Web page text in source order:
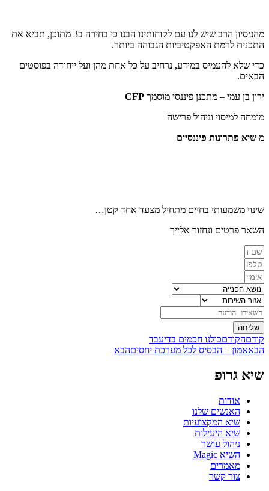
מהניסיון הרב שיש לנו עם לקוחותינו הבנו כי בחירה ב3 מתוכן, תביא את
התכנית לרמת האפקטיביות הגבוהה ביותר.
כדי שלא להעמיס במידע, נרחיב על כל אחת מהן ועל ייחודה בפוסטים
הבאים.
ירון בן עמי – מתכנן פיננסי מוסמך CFP
מומחה למיסוי וניהול פרישה
מ שיא פתרונות פיננסיים
שינוי משמעותי בחיים מתחיל מצעד אחד קטן…
השאר פרטים ונחזור אלייך
שליחה
קודםהקודםכולנו חכמים בדיעבד
הבאאמון – הבסיס לכל מערכת יחסיםהבא
שיא גרופ
אודות
האנשים שלנו
שיא המקצועיות
שיא היעילות
ניהול עושר
השיא Magic
מאמרים
צור קשר